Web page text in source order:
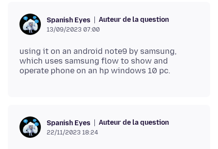
Spanish Eyes Auteur de la question
13/09/2023 07:00
using it on an android note9 by samsung,
which uses samsung flow to show and
Spanish Eyes Auteur de la question
22/11/2023 18:24